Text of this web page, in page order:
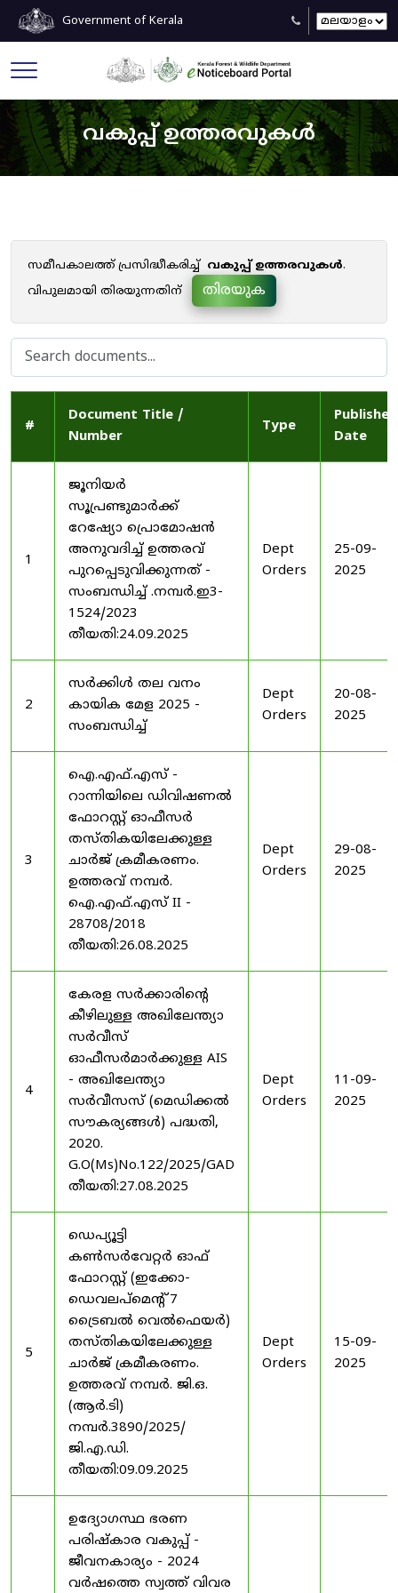
Government of Kerala
വകുപ്പ് ഉത്തരവുകൾ
സമീപകാലത്ത് പ്രസിദ്ധീകരിച്ച് വകുപ്പ് ഉത്തരവുകൾ.
വിപുലമായി തിരയുന്നതിന്
തിരയുക
#
Document Title /
Number
Type
Published
Date
1
ജൂനിയർ
സൂപ്രണ്ടുമാർക്ക്
റേഷ്യോ പ്രൊമോഷൻ
അനുവദിച്ച് ഉത്തരവ്
പുറപ്പെടുവിക്കുന്നത് -
സംബന്ധിച്ച് .നമ്പർ.ഇ3-
1524/2023
തീയതി:24.09.2025
Dept
Orders
25-09-
2025
2
സർക്കിൾ തല വനം
കായിക മേള 2025 -
സംബന്ധിച്ച്
Dept
Orders
20-08-
2025
3
ഐ.എഫ്.എസ് -
റാന്നിയിലെ ഡിവിഷണൽ
ഫോറസ്റ്റ് ഓഫീസർ
തസ്തികയിലേക്കുള്ള
ചാർജ് ക്രമീകരണം.
ഉത്തരവ് നമ്പർ.
ഐ.എഫ്.എസ് II -
28708/2018
തീയതി:26.08.2025
Dept
Orders
29-08-
2025
4
കേരള സർക്കാരിന്റെ
കീഴിലുള്ള അഖിലേന്ത്യാ
സർവീസ്
ഓഫീസർമാർക്കുള്ള AIS
- അഖിലേന്ത്യാ
സർവീസസ് (മെഡിക്കൽ
സൗകര്യങ്ങൾ) പദ്ധതി,
2020.
G.O(Ms)No.122/2025/GAD
തീയതി:27.08.2025
Dept
Orders
11-09-
2025
5
ഡെപ്യൂട്ടി
കൺസർവേറ്റർ ഓഫ്
ഫോറസ്റ്റ് (ഇക്കോ-
ഡെവലപ്മെന്റ് 7
ട്രൈബൽ വെൽഫെയർ)
തസ്തികയിലേക്കുള്ള
ചാർജ് ക്രമീകരണം.
ഉത്തരവ് നമ്പർ. ജി.ഒ.
(ആർ.ടി)
നമ്പർ.3890/2025/
ജി.എ.ഡി.
തീയതി:09.09.2025
Dept
Orders
15-09-
2025
ഉദ്യോഗസ്ഥ ഭരണ
പരിഷ്കാര വകുപ്പ് -
ജീവനകാര്യം - 2024
വർഷത്തെ സ്വത്ത് വിവര